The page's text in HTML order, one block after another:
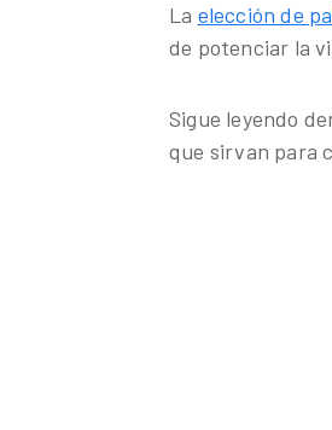
La elección de
de potenciar la
Sigue leyendo
que sirvan para